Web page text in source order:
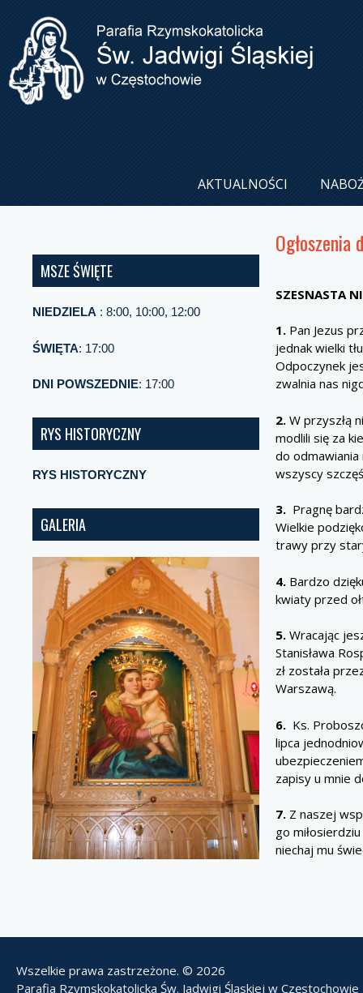
AKTUALNOŚCI
MSZE ŚWIĘTE
NIEDZIELA : 8:00, 10:00, 12:00
ŚWIĘTA: 17:00
DNI POWSZEDNIE: 17:00
RYS HISTORYCZNY
RYS HISTORYCZNY
GALERIA
1. Pan Jezus
jednak wielki
Odpoczynek
zwalnia nas
2. W przyszłą
modlili się za
do
wszyscy
3. Pragnę
Wielkie
trawy przy
4. Bardzo
kwiaty przed
5. Wracając
Stanisława
zł została
Warszawą.
6. Ks.
lipca
zapisy u mnie
7. Z naszej
go
niechaj mu
Wszelkie prawa zastrzeżone. © 2026
Parafia Rzymskokatolicka Św. Jadwigi Śląskiej w Częstochowie